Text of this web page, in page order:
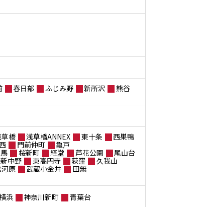
春日部 ふじみ野 新所沢
熊谷
橋 浅草橋ANNEX 東十条
西巣鴨
門前仲町
亀戸
馬 桜新町 経堂 芦花公園
尾山台
新中野 東高円寺 荻窪
久我山
原 武蔵小金井
田無
浜 神奈川新町 青葉台